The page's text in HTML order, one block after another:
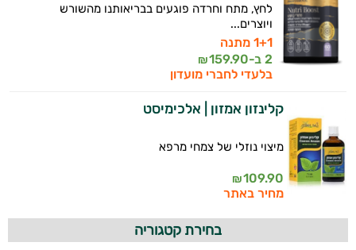
לחץ, מתח וחרדה פוגעים בבריאותנו מהשורש
ויוצרים...
1+1 מתנה
2 ב-
159.90
₪
בלעדי לחברי מועדון
קלינזון אמזון | אלכימיסט
מיצוי נוזלי של צמחי מרפא
109.90
₪
מחיר באתר
בחירת קטגוריה